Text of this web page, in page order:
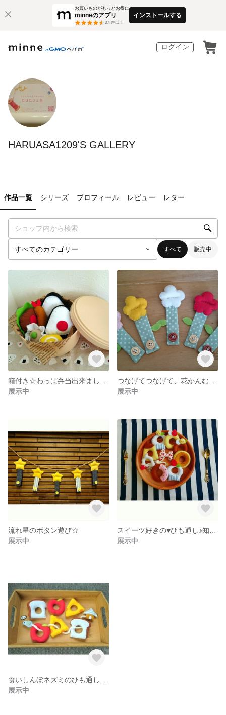
お買いものがもっとお得に
minneのアプリ
3万件以上
インストールする
ログイン
HARUASA1209'S GALLERY
作品一覧 シリーズ プロフィール レビュー レター
すべて 販売中
展示中
展示中
流れ星のボタン遊び☆
展示中
展示中
展示中